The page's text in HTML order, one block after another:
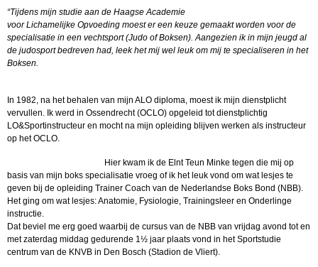
“Tijdens mijn studie aan de Haagse Academie
voor Lichamelijke Opvoeding moest er een keuze gemaakt worden voor de
specialisatie in een vechtsport (Judo of Boksen). Aangezien ik in mijn jeugd al
de judosport bedreven had, leek het mij wel leuk om mij te specialiseren in het
Boksen.
In 1982, na het behalen van mijn ALO diploma, moest ik mijn dienstplicht
vervullen. Ik werd in Ossendrecht (OCLO) opgeleid tot dienstplichtig
LO&Sportinstructeur en mocht na mijn opleiding blijven werken als instructeur
op het OCLO.
Hier kwam ik de Elnt Teun Minke tegen die mij op
basis van mijn boks specialisatie vroeg of ik het leuk vond om wat lesjes te
geven bij de opleiding Trainer Coach van de Nederlandse Boks Bond (NBB).
Het ging om wat lesjes: Anatomie, Fysiologie, Trainingsleer en Onderlinge
instructie.
Dat beviel me erg goed waarbij de cursus van de NBB van vrijdag avond tot en
met zaterdag middag gedurende 1½ jaar plaats vond in het Sportstudie
centrum van de KNVB in Den Bosch (Stadion de Vliert).